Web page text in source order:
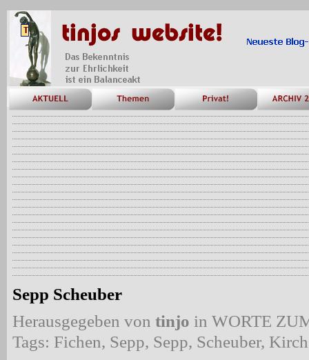
Sepp Scheuber
Herausgegeben von tinjo in WORTE
Tags: Fichen, Sepp, Sepp, Scheuber,